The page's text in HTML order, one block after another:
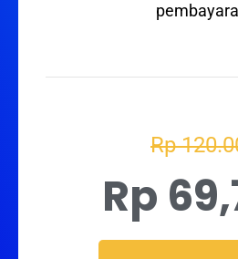
Rp
Rp